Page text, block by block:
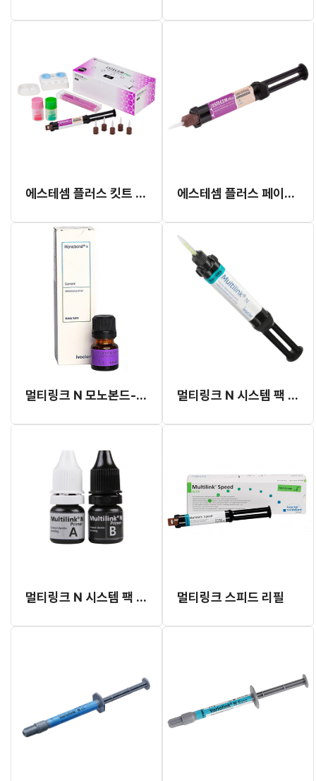
에스테셈 플러스 킷트 (듀얼 큐어 레진 시멘트) 에스테셈 플러스 페이스트 리필
멀티링크 N 모노본드-N 리필 (#642967) 멀티링크 N 시스템 팩 (더블) 리필
멀티링크 N 시스템 팩 (더블) 프라이머 멀티링크 스피드 리필